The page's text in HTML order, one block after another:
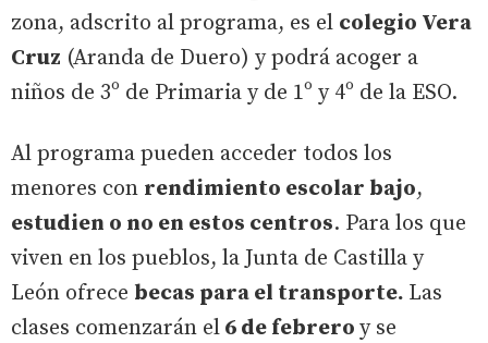
zona, adscrito al programa, es el colegio Vera
Cruz (Aranda de Duero) y podrá acoger a
niños de 3º de Primaria y de 1º y 4º de la ESO.
Al programa pueden acceder todos los
menores con rendimiento escolar bajo,
estudien o no en estos centros. Para los que
viven en los pueblos, la Junta de Castilla y
León ofrece becas para el transporte. Las
clases comenzarán el 6 de febrero y se